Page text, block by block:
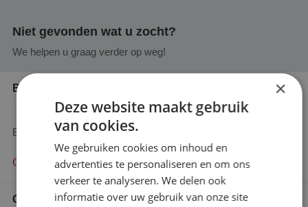
Niet gevonden wat u zocht?
We helpen u graag verder op weg!
Bel ons vandaag nog
+31 (0)76 587 80 61
En wij zullen u adviseren waar mogelijk!
Contact opnemen
Offerte aanvragen
×
Deze website maakt gebruik
van cookies.
We gebruiken cookies om inhoud en
advertenties te personaliseren en om ons
verkeer te analyseren. We delen ook
informatie over uw gebruik van onze site